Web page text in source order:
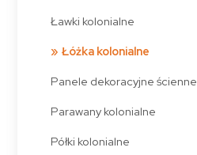
Ławki kolonialne
Łóżka kolonialne
Panele dekoracyjne ścienne
Parawany kolonialne
Półki kolonialne